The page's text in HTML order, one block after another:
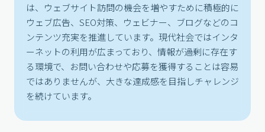
は、ウェブサイト訪問の機会を増やすために積極的に
ウェブ広告、SEO対策、ウェビナー、ブログなどのコ
ンテンツ充実を推進しています。現代社会ではインタ
ーネットの利用が広まっており、情報が過剰に存在す
る環境で、お問い合わせや応募を獲得することは容易
ではありませんが、大きな達成感を目指しチャレンジ
を続けています。